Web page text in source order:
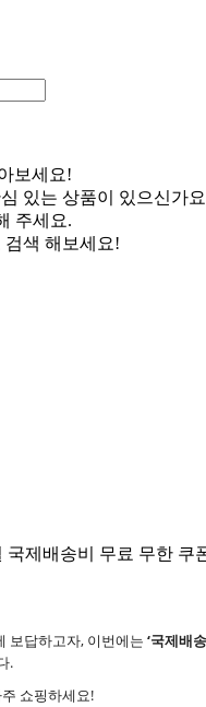
보세요!
있는 상품이 있으신가
주세요.
검색 해보세요!
국제배송비 무료 무한 쿠
보답하고자, 이번에는 ‘국제배
.
쇼핑하세요!